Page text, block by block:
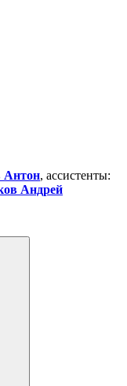
Антон, ассистенты:
Андрей